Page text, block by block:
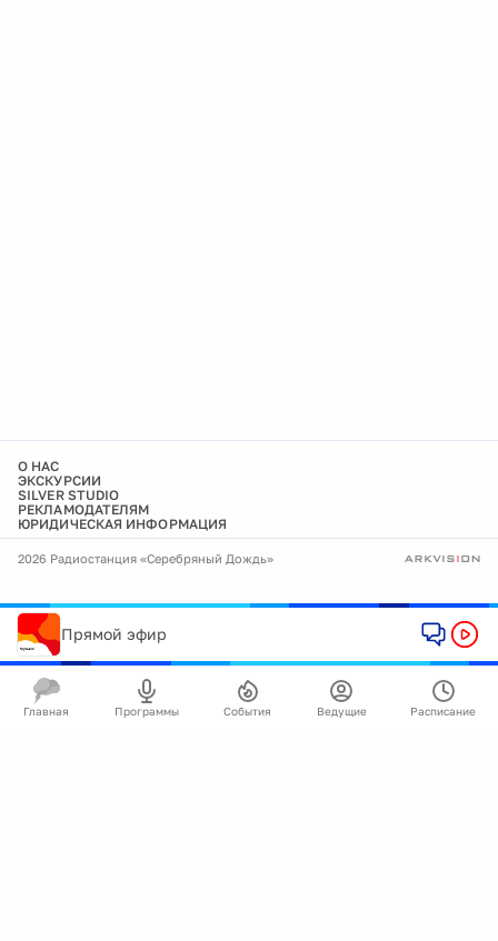
О НАС
ЭКСКУРСИИ
SILVER STUDIO
РЕКЛАМОДАТЕЛЯМ
ЮРИДИЧЕСКАЯ ИНФОРМАЦИЯ
2026 Радиостанция «Серебряный Дождь»
Прямой эфир
Главная Программы События Ведущие Расписание